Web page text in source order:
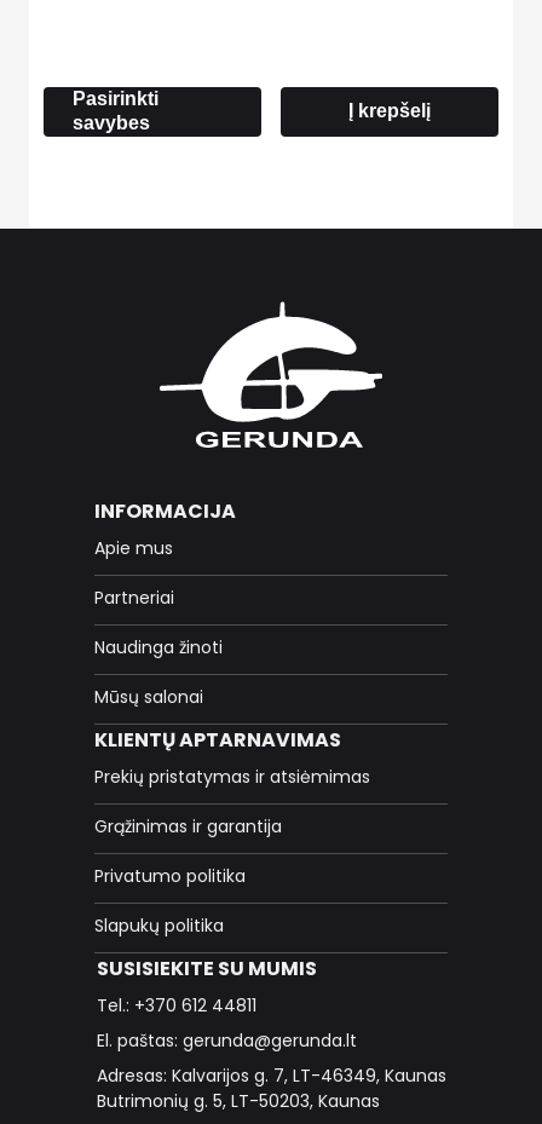
24.50 €
Pasirinkti
savybes
Į krepšelį
INFORMACIJA
Apie mus
Partneriai
Naudinga žinoti
Mūsų salonai
KLIENTŲ APTARNAVIMAS
Prekių pristatymas ir atsiėmimas
Grąžinimas ir garantija
Privatumo politika
Slapukų politika
SUSISIEKITE SU MUMIS
Tel.: +370 612 44811
El. paštas: gerunda@gerunda.lt
Adresas: Kalvarijos g. 7, LT-46349, Kaunas
Butrimonių g. 5, LT-50203, Kaunas